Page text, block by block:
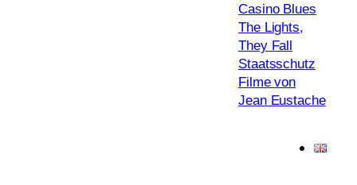
Casino Blues
The Lights,
They Fall
Staatsschutz
Filme von
Jean Eustache